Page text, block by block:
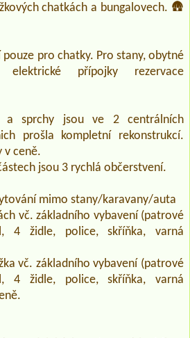
chatkách a bungalovech. 🛖
pouze pro chatky. Pro stany, obytné
přípojky rezervace
a sprchy jsou ve 2 centrálních
prošla kompletní rekonstrukcí.
v ceně.
jsou 3 rychlá občerstvení.
mimo stany/karavany/auta
vč. základního vybavení (patrové
4 židle, police, skříňka, varná
vč. základního vybavení (patrové
4 židle, police, skříňka, varná